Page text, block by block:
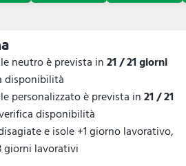
neutro è prevista in21 / 21 giorni
disponibilità
personalizzato è prevista in21 / 21
disponibilità
e isole +1 giorno lavorativo,
giorni lavorativi